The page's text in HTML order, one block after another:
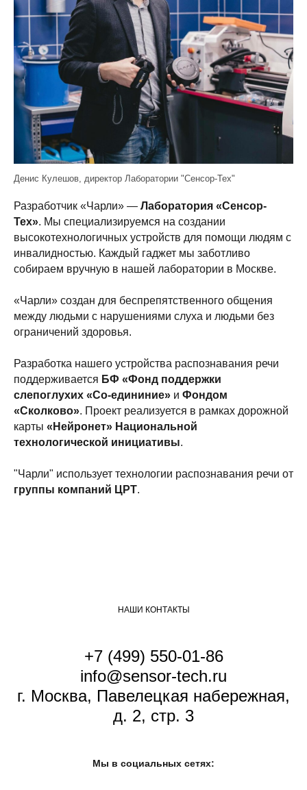
Денис Кулешов, директор Лаборатории "Сенсор-Тех"
Разработчик «Чарли» — Лаборатория «Сенсор-
Тех». Мы специализируемся на создании
высокотехнологичных устройств для помощи людям с
инвалидностью. Каждый гаджет мы заботливо
собираем вручную в нашей лаборатории в Москве.
«Чарли» создан для беспрепятственного общения
между людьми с нарушениями слуха и людьми без
ограничений здоровья.
Разработка нашего устройства распознавания речи
поддерживается БФ «Фонд поддержки
слепоглухих «Со-едининие» и Фондом
«Сколково». Проект реализуется в рамках дорожной
карты « Нейронет» Национальной
технологической инициативы.
"Чарли" использует технологии раcпознавания речи от
группы компаний ЦРТ.
НАШИ КОНТАКТЫ
+7 (499) 550-01-86
info@sensor-tech.ru
г. Москва, Павелецкая набережная,
д. 2, стр. 3
Мы в социальных сетях: